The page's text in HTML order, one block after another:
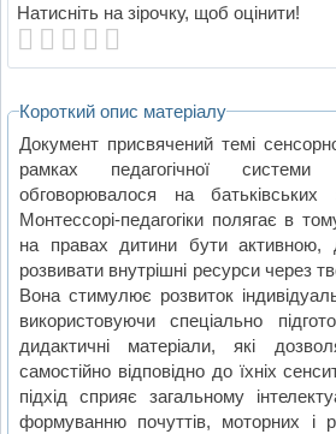
Натисніть на зірочку, щоб оцінити!
Короткий опис матеріалу
Документ присвячений темі
рамках педагогічної
обговорювалося на батьківських
Монтессорі-педагогіки полягає в
на правах дитини бути активною,
розвивати внутрішні ресурси через
Вона стимулює розвиток
використовуючи спеціально
дидактичні матеріали, які
самостійно відповідно до їхніх
підхід сприяє загальному
формуванню почуттів, моторних і